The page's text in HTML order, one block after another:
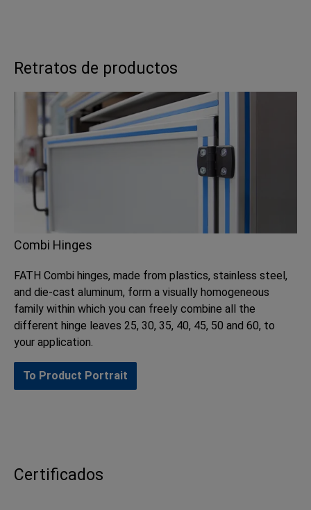
Retratos de productos
Combi Hinges
FATH Combi hinges, made from plastics, stainless steel,
and die-cast aluminum, form a visually homogeneous
family within which you can freely combine all the
different hinge leaves 25, 30, 35, 40, 45, 50 and 60, to
your application.
To Product Portrait
Certificados